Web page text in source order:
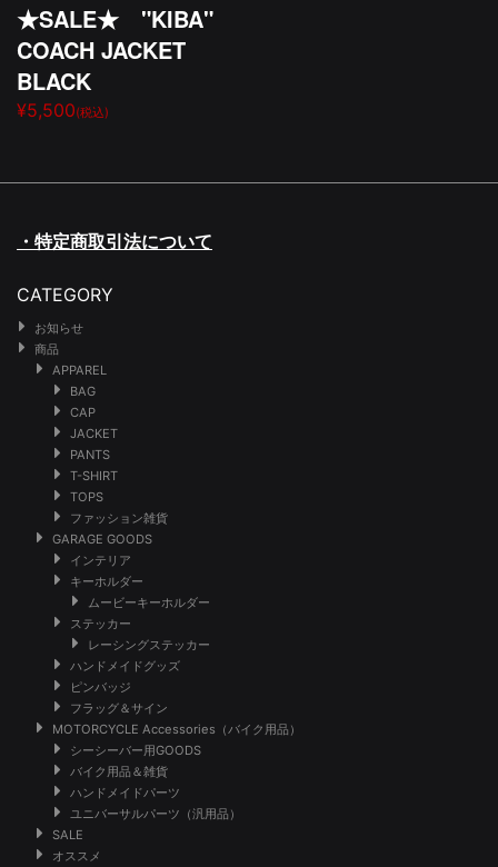
★SALE★ "KIBA"
COACH JACKET
BLACK
¥5,500(税込)
・特定商取引法について
CATEGORY
お知らせ
商品
APPAREL
BAG
CAP
JACKET
PANTS
T-SHIRT
TOPS
ファッション雑貨
GARAGE GOODS
インテリア
キーホルダー
ムービーキーホルダー
ステッカー
レーシングステッカー
ハンドメイドグッズ
ピンバッジ
フラッグ＆サイン
MOTORCYCLE Accessories（バイク用品）
シーシーバー用GOODS
バイク用品＆雑貨
ハンドメイドパーツ
ユニバーサルパーツ（汎用品）
SALE
オススメ